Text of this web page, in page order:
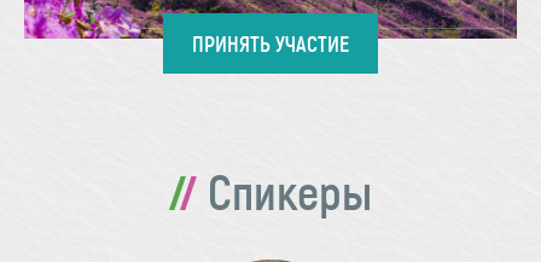
ПРИНЯТЬ УЧАСТИЕ
Спикеры